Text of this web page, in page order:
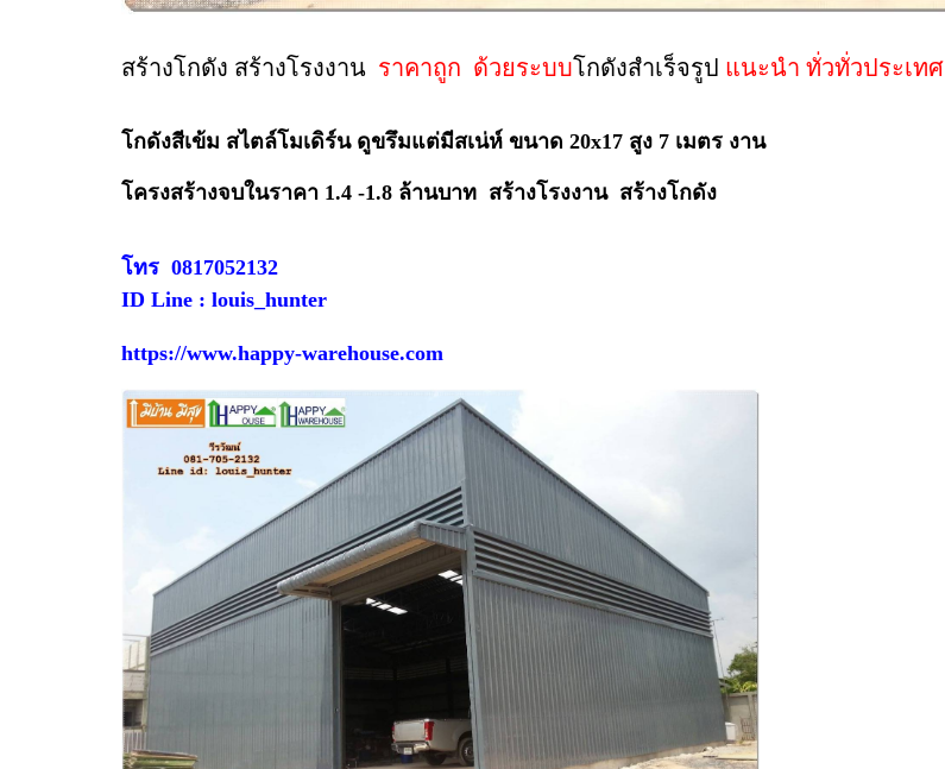
สร้างโกดัง สร้างโรงงาน ราคาถูก ด้วยระบบโกดังสำเร็จรูป แนะนำ ทั่วทั่วประเทศ
โกดังสีเข้ม สไตล์โมเดิร์น ดูขรึมแต่มีสเน่ห์ ขนาด 20x17 สูง 7 เมตร งาน
โครงสร้างจบในราคา 1.4 -1.8 ล้านบาท สร้างโรงงาน สร้างโกดัง
โทร 0817052132
ID Line : louis_hunter
https://www.happy-warehouse.com